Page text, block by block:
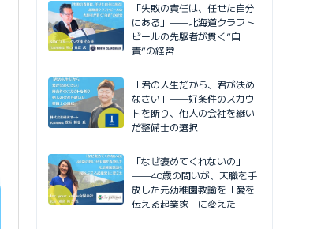
「失敗の責任は、任せた自分
にある」——北海道クラフト
ビールの先駆者が貫く”自
責”の経営
「君の人生だから、君が決め
なさい」——好条件のスカウ
トを断り、他人の会社を継い
だ整備士の選択
「なぜ褒めてくれないの」
——40歳の問いが、天職を手
放した元幼稚園教諭を「愛を
伝える起業家」に変えた